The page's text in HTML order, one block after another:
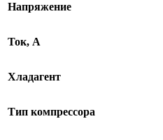
Напряжение
Ток, А
Хладагент
Тип компрессора